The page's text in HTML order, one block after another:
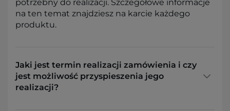
potrzebny do realizacji. Szczegółowe informacje
na ten temat znajdziesz na karcie każdego
produktu.
Jaki jest termin realizacji zamówienia i czy
jest możliwość przyspieszenia jego
realizacji?